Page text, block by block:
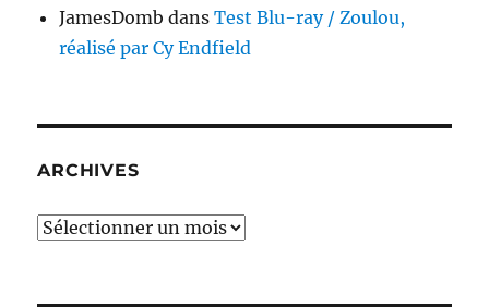
JamesDomb dansTest Blu-ray / Zoulou,
réalisé par Cy Endfield
ARCHIVES
Archives